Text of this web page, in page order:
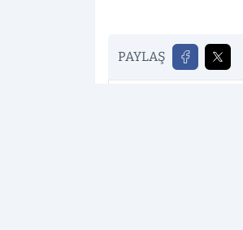
PAYLAŞ